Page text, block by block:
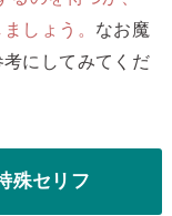
しょう。 なお魔
考にしてみてくだ
殊セリフ